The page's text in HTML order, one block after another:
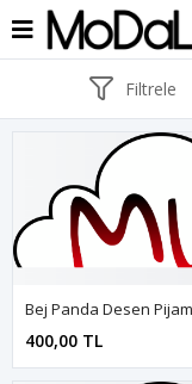
Filtrele
400,00 TL